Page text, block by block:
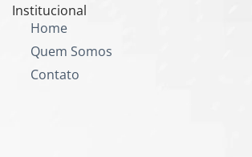
Institucional
Home
Quem Somos
Contato